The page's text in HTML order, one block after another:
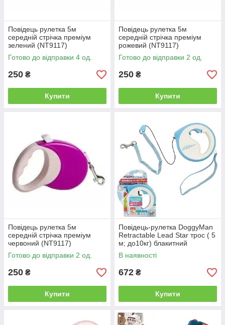
Повідець рулетка 5м
середній стрічка преміум
зелений (NT9117)
Готово до відправки 4 од.
250 ₴
Купити
Повідець рулетка 5м
середній стрічка преміум
рожевий (NT9117)
Готово до відправки 2 од.
250 ₴
Купити
Повідець рулетка 5м
середній стрічка преміум
червоний (NT9117)
Готово до відправки 2 од.
250 ₴
Купити
Повідець-рулетка DoggyMan
Retractable Lead Star трос ( 5
м; до10кг) блакитний
В наявності
672 ₴
Купити